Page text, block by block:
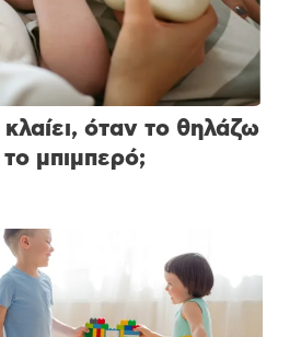
κλαίει, όταν το θηλάζω
μπιμπερό;